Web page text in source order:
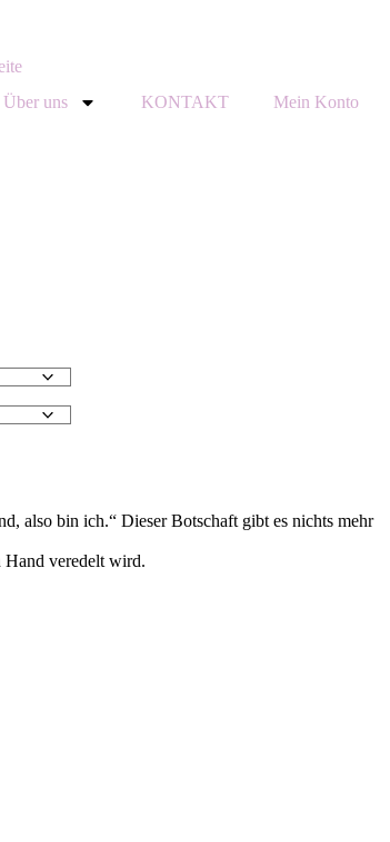
Über uns KONTAKT Mein Konto
also bin ich.“ Dieser Botschaft gibt es nichts mehr
veredelt wird.